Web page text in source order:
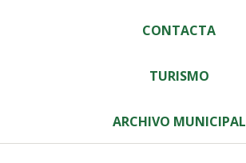
CONTACTA
TURISMO
ARCHIVO MUNICIPAL